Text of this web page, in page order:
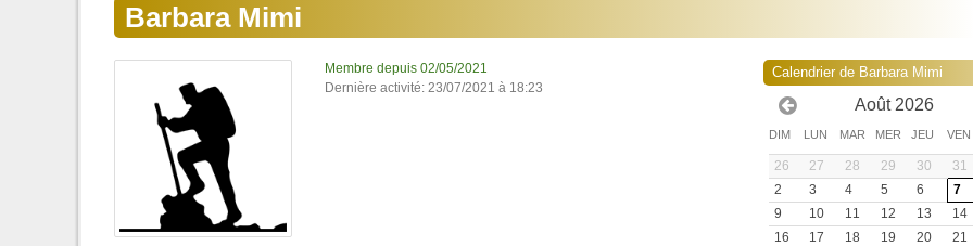
Barbara Mimi
Membre depuis 02/05/2021
Dernière activité: 23/07/2021 à 18:23
Calendrier de Barbara Mimi
Août 2026
DIM LUN MAR MER JEU VEN
26 27 28 29 30 31
2
3 4 5 6 7
9
10 11 12 13 14
16
17 18 19 20 21